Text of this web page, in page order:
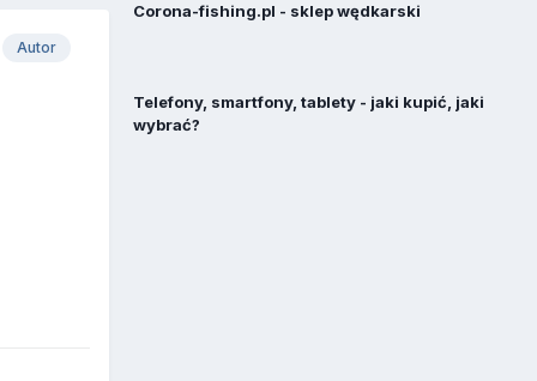
Autor
Corona-fishing.pl - sklep wędkarski
Telefony, smartfony, tablety - jaki kupić, jaki
wybrać?